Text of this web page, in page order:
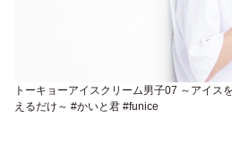
トーキョーアイスクリーム男子07 ～アイス
えるだけ～ #かいと君 #funice